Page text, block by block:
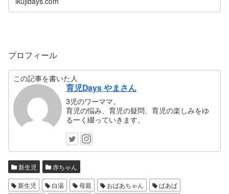
プロフィール
この記事を書いた人
育児Days やまさん
3児のワーママ。
育児の悩み、育児の疑問、育児の楽しみをゆ
るーく綴っていきます。
新生児 赤ちゃん
新生児 白湯 母親 おばあちゃん
ばあば